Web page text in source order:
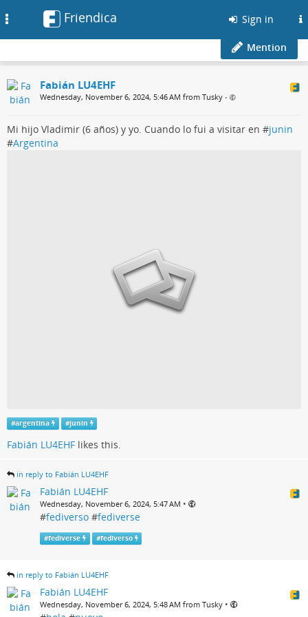
Friendica Sign in
Mention
Fabián LU4EHF
Wednesday, November 6, 2024, 5:46 AM from Tusky •
Mi hijo Vladimir (6 años) y yo. Cuando lo fui a visitar en #junin
#Argentina
#argentina #junin
Fabián LU4EHF likes this.
in reply to Fabián LU4EHF
Fabián LU4EHF
Wednesday, November 6, 2024, 5:47 AM •
#fediverso #fediverse
#fediverse #fediverso
in reply to Fabián LU4EHF
Fabián LU4EHF
Wednesday, November 6, 2024, 5:48 AM from Tusky •